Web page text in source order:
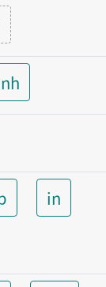
in